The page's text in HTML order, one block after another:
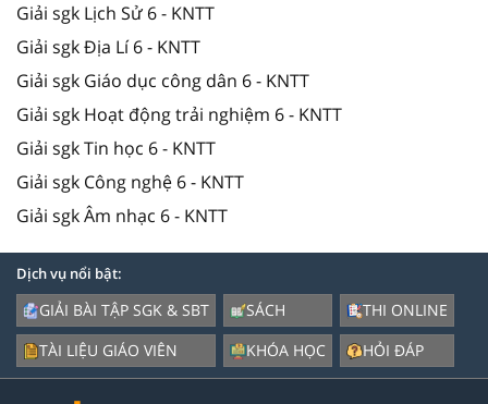
Giải sgk Lịch Sử 6 - KNTT
Giải sgk Địa Lí 6 - KNTT
Giải sgk Giáo dục công dân 6 - KNTT
Giải sgk Hoạt động trải nghiệm 6 - KNTT
Giải sgk Tin học 6 - KNTT
Giải sgk Công nghệ 6 - KNTT
Giải sgk Âm nhạc 6 - KNTT
Dịch vụ nổi bật:
GIẢI BÀI TẬP SGK & SBT
TÀI LIỆU GIÁO VIÊN
SÁCH
KHÓA HỌC
THI ONLINE
HỎI ĐÁP